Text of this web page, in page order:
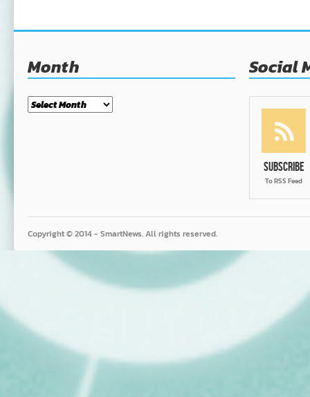
Month
Month
Social
Subscribe
To RSS Feed
Copyright © 2014 - SmartNews. All rights reserved.